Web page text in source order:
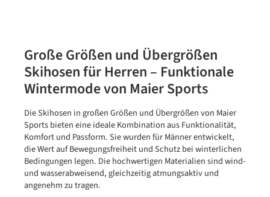
Große Größen und Übergrößen
Skihosen für Herren – Funktionale
Wintermode von Maier Sports
Die Skihosen in großen Größen und Übergrößen von Maier
Sports bieten eine ideale Kombination aus Funktionalität,
Komfort und Passform. Sie wurden für Männer entwickelt,
die Wert auf Bewegungsfreiheit und Schutz bei winterlichen
Bedingungen legen. Die hochwertigen Materialien sind wind-
und wasserabweisend, gleichzeitig atmungsaktiv und
angenehm zu tragen.